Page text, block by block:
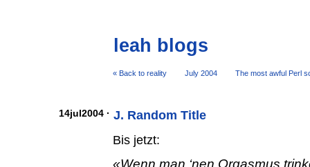
leah blogs
« Back to reality July 2004 The most awful Perl
14jul2004 · J. Random Title
Bis jetzt:
Wenn man ‘nen Orgasmus